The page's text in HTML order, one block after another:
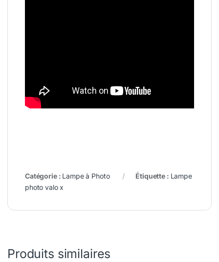
Catégorie : Lampe à Photo Étiquette : Lampe
photo valo x
Produits similaires